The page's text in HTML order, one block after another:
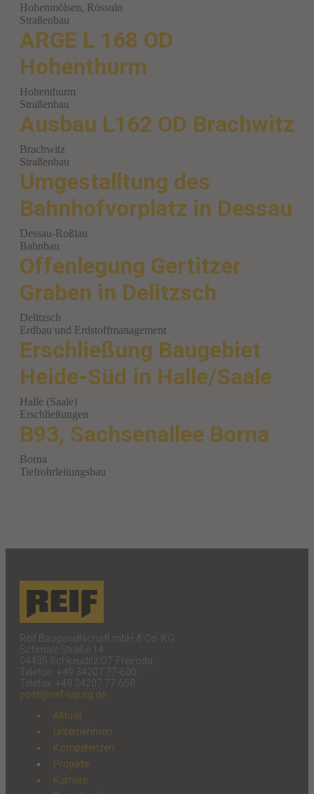
Hohenmölsen, Rössuln
Straßenbau
ARGE L 168 OD
Hohenthurm
Hohenthurm
Straßenbau
Ausbau L162 OD Brachwitz
Brachwitz
Straßenbau
Umgestalltung des
Bahnhofvorplatz in Dessau
Dessau-Roßlau
Bahnbau
Offenlegung Gertitzer
Graben in Delitzsch
Delitzsch
Erdbau und Erdstoffmanagement
Erschließung Baugebiet
Heide-Süd in Halle/Saale
Halle (Saale)
Erschließungen
B93, Sachsenallee Borna
Borna
Tiefrohrleitungsbau
Reif Baugesellschaft mbH & Co. KG
Schmale Straße 14
04435 Schkeuditz OT Freiroda
Telefon: +49 34207 77-600
Telefax: +49 34207 77-658
post@reif-leipzig.de
Aktuell
Unternehmen
Kompetenzen
Projekte
Karriere